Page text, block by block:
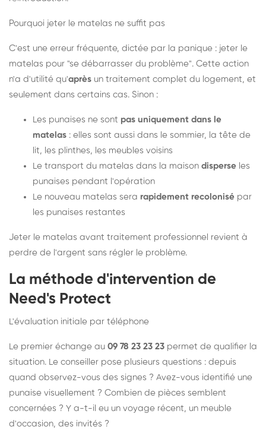
Pourquoi jeter le matelas ne suffit pas
C'est une erreur fréquente, dictée par la panique : jeter le
matelas pour "se débarrasser du problème". Cette action
n'a d'utilité qu'après un traitement complet du logement, et
seulement dans certains cas. Sinon :
Les punaises ne sont pas uniquement dans le
matelas : elles sont aussi dans le sommier, la tête de
lit, les plinthes, les meubles voisins
Le transport du matelas dans la maison disperse les
punaises pendant l'opération
Le nouveau matelas sera rapidement recolonisé par
les punaises restantes
Jeter le matelas avant traitement professionnel revient à
perdre de l'argent sans régler le problème.
La méthode d'intervention de
Need's Protect
L'évaluation initiale par téléphone
Le premier échange au 09 78 23 23 23 permet de qualifier la
situation. Le conseiller pose plusieurs questions : depuis
quand observez-vous des signes ? Avez-vous identifié une
punaise visuellement ? Combien de pièces semblent
concernées ? Y a-t-il eu un voyage récent, un meuble
d'occasion, des invités ?